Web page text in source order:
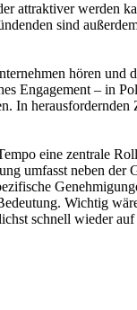
attraktiver werden
sind
hören
Engagement – in
In
eine zentrale
umfasst neben
Wichtig
schnell wieder